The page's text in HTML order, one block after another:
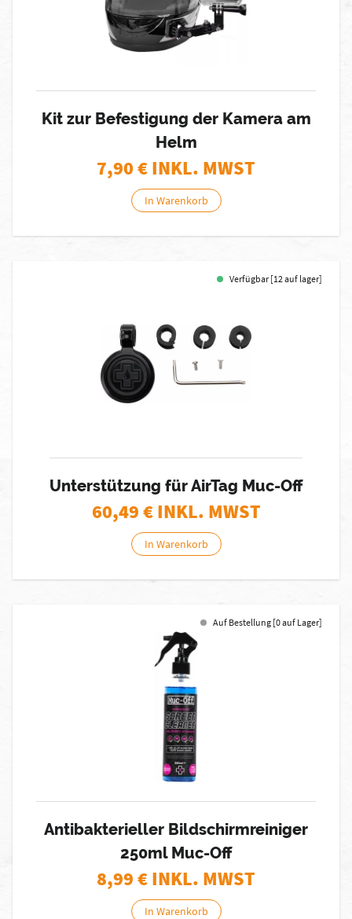
Kit zur Befestigung der Kamera am
Helm
7,90€ INKL. MWST
In Warenkorb
Verfügbar [12 auf lager]
Unterstützung für AirTag Muc-Off
60,49€ INKL. MWST
In Warenkorb
Auf Bestellung [0 auf Lager]
Antibakterieller Bildschirmreiniger
250ml Muc-Off
8,99€ INKL. MWST
In Warenkorb